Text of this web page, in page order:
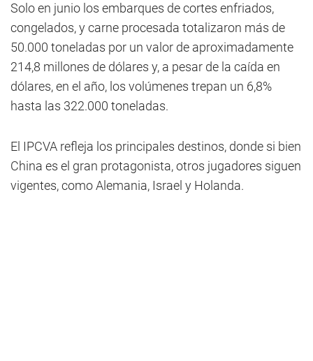
Solo en junio los embarques de cortes enfriados,
congelados, y carne procesada totalizaron más de
50.000 toneladas por un valor de aproximadamente
214,8 millones de dólares y, a pesar de la caída en
dólares, en el año, los volúmenes trepan un 6,8%
hasta las 322.000 toneladas.
El IPCVA refleja los principales destinos, donde si bien
China es el gran protagonista, otros jugadores siguen
vigentes, como Alemania, Israel y Holanda.